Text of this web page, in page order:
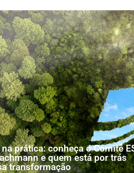
na prática: conheça o Comitê
e quem está por trás
transformação